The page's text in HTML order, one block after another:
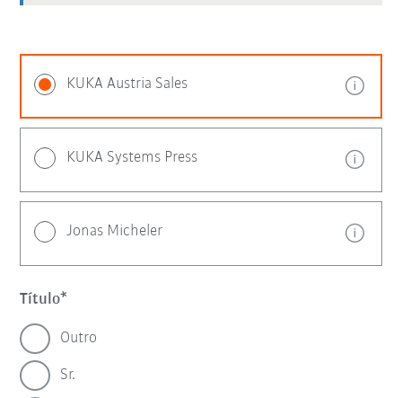
KUKA Austria Sales
KUKA Systems Press
Jonas Micheler
Título
Outro
Sr.